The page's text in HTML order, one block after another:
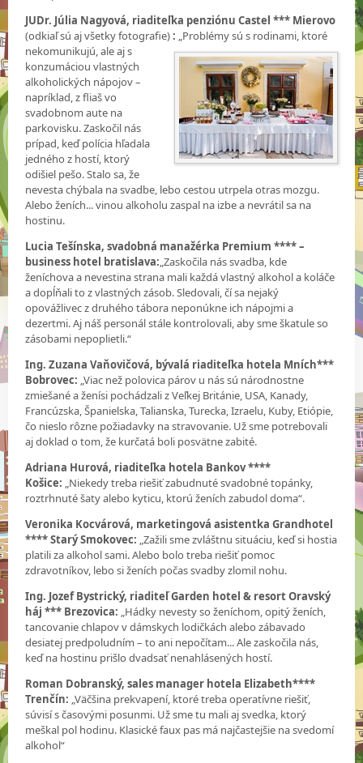
JUDr. Júlia Nagyová, riaditeľka penziónu Castel *** Mierovo
(odkiaľ sú aj všetky fotografie): „Problémy sú s rodinami, ktoré
nekomunikujú, ale aj s
konzumáciou vlastných
alkoholických nápojov –
napríklad, z fliaš vo
svadobnom aute na
parkovisku. Zaskočil nás
prípad, keď polícia hľadala
jedného z hostí, ktorý
odišiel pešo. Stalo sa, že
nevesta chýbala na svadbe, lebo cestou utrpela otras mozgu.
Alebo ženích... vinou alkoholu zaspal na izbe a nevrátil sa na
hostinu.
Lucia Tešínska, svadobná manažérka Premium **** –
business hotel bratislava:„Zaskočila nás svadba, kde
ženíchova a nevestina strana mali každá vlastný alkohol a koláče
a dopĺňali to z vlastných zásob. Sledovali, čí sa nejaký
opovážlivec z druhého tábora neponúkne ich nápojmi a
dezertmi. Aj náš personál stále kontrolovali, aby sme škatule so
zásobami nepoplietli.“
Ing. Zuzana Vaňovičová, bývalá riaditeľka hotela Mních***
Bobrovec: „Viac než polovica párov u nás sú národnostne
zmiešané a ženísi pochádzali z Veľkej Británie, USA, Kanady,
Francúzska, Španielska, Talianska, Turecka, Izraelu, Kuby, Etiópie,
čo nieslo rôzne požiadavky na stravovanie. Už sme potrebovali
aj doklad o tom, že kurčatá boli posvätne zabité.
Adriana Hurová, riaditeľka hotela Bankov ****
Košice: „Niekedy treba riešiť zabudnuté svadobné topánky,
roztrhnuté šaty alebo kyticu, ktorú ženích zabudol doma“.
Veronika Kocvárová, marketingová asistentka Grandhotel
**** Starý Smokovec: „Zažili sme zvláštnu situáciu, keď si hostia
platili za alkohol sami. Alebo bolo treba riešiť pomoc
zdravotníkov, lebo si ženích počas svadby zlomil nohu.
Ing. Jozef Bystrický, riaditeľ Garden hotel & resort Oravský
háj *** Brezovica: „Hádky nevesty so ženíchom, opitý ženích,
tancovanie chlapov v dámskych lodičkách alebo zábavado
desiatej predpoludním – to ani nepočítam... Ale zaskočila nás,
keď na hostinu prišlo dvadsať nenahlásených hostí.
Roman Dobranský, sales manager hotela Elizabeth****
Trenčín: „Väčšina prekvapení, ktoré treba operatívne riešiť,
súvisí s časovými posunmi. Už sme tu mali aj svedka, ktorý
meškal pol hodinu. Klasické faux pas má najčastejšie na svedomí
alkohol“